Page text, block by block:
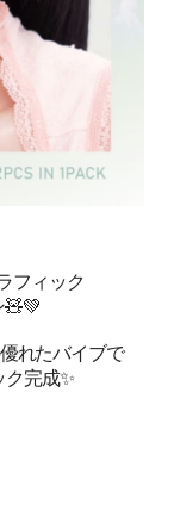
フィック
🧸💚
れたバイブで
ク完成✨